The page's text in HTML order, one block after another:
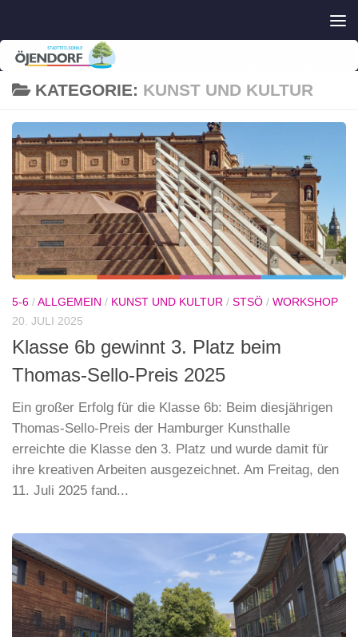
KATEGORIE: KUNST UND KULTUR
5-6 /ALLGEMEIN / KUNST UND KULTUR / STSÖ / WORKSHOP
20. JULI 2025
Klasse 6b gewinnt 3. Platz beim
Thomas-Sello-Preis 2025
Ein großer Erfolg für die Klasse 6b: Beim diesjährigen
Thomas-Sello-Preis der Hamburger Kunsthalle
erreichte die Klasse den 3. Platz und wurde damit für
ihre kreativen Arbeiten ausgezeichnet. Am Freitag, den
11. Juli 2025 fand...